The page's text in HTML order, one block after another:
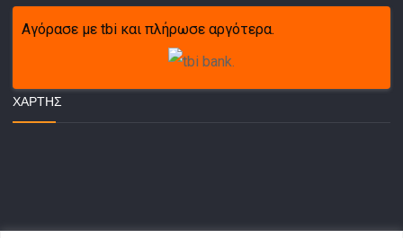
Αγόρασε με tbi και πλήρωσε αργότερα.
ΧΆΡΤΗΣ